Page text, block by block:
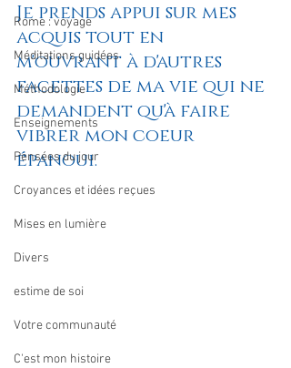
Rome : voyage
Méditations guidées
Méthodologie
Enseignements
Pensées du jour
Croyances et idées reçues
Mises en lumière
Divers
estime de soi
Votre communauté
C'est mon histoire
Je prends appui sur mes
acquis tout en
m'ouvrant à d'autres
facettes de ma vie qui ne
demandent qu'à faire
vibrer mon coeur
épanoui.